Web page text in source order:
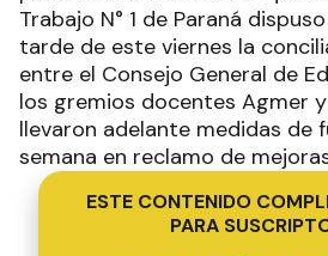
Trabajo N° 1 de Paraná
tarde de este viernes la
entre el Consejo General de
los gremios docentes Agmer
llevaron adelante medidas de
semana en reclamo de
ESTE CONTENIDO
PARA